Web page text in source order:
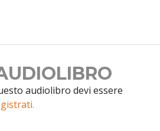
audiolibro devi essere